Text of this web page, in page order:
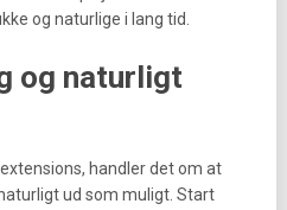
og naturlige i lang tid.
og naturligt
handler det om at
ud som muligt. Start